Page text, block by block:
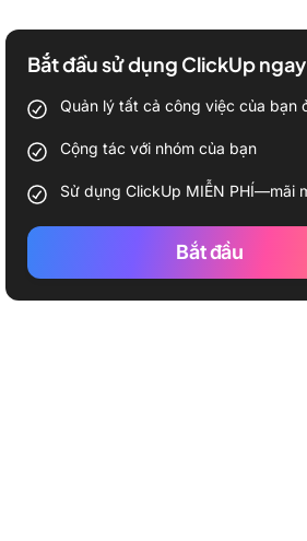
Bắt đầu sử dụng ClickUp
Quản lý tất cả công việc của bạn
Cộng tác với nhóm của bạn
Sử dụng ClickUp MIỄN PHÍ—mãi
Bắt đầu